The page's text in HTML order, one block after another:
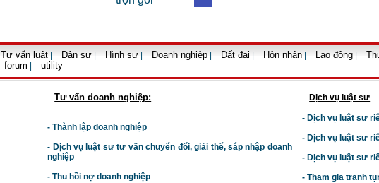
Tư vấn luật Dân sự Hình sự Doanh nghiệp Đất đai Hôn nhân Lao động
forum utility
Tư vấn doanh nghiệp:
- Thành lập doanh nghiệp
- Dịch vụ luật sư tư vấn chuyển đổi, giải thể, sáp nhập doanh
nghiệp
- Thu hồi nợ doanh nghiệp
Dịch vụ luật sư
- Dịch vụ luật sư
- Dịch vụ luật sư
- Dịch vụ luật sư
- Tham gia tranh